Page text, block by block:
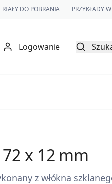
DO POBRANIA PRZYKŁADY
Logowanie
x 12 mm
z włókna